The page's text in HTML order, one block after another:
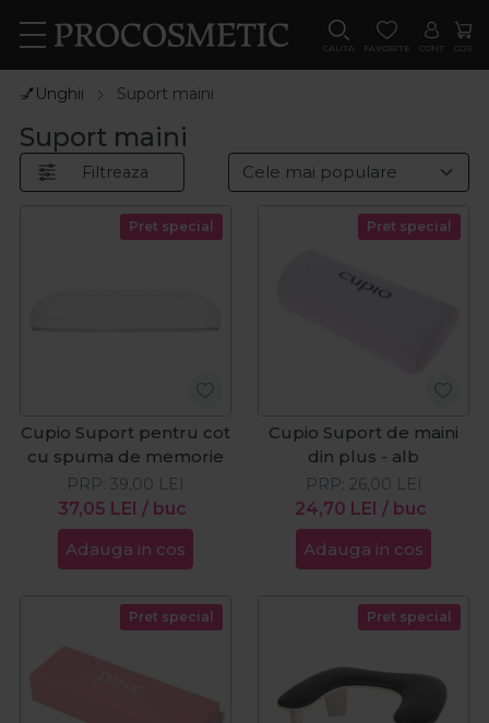
CAUTA FAVORITE CONT COS
💅Unghii Suport maini
Suport maini
Filtreaza
Pret special
Cupio Suport pentru cot
cu spuma de memorie
37,05 LEI / buc
PRP: 39,00 LEI
Adauga in cos
Pret special
Cupio Suport de maini
din plus - alb
24,70 LEI / buc
PRP: 26,00 LEI
Adauga in cos
Pret special Pret special